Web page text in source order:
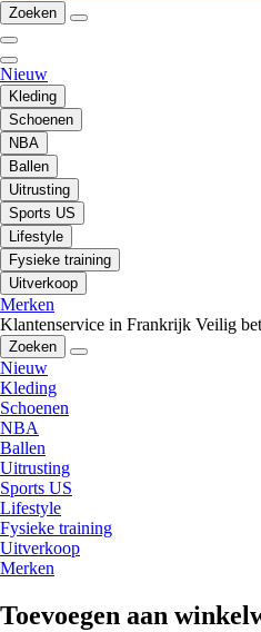
Zoeken
Nieuw
Kleding
Schoenen
NBA
Ballen
Uitrusting
Sports US
Lifestyle
Fysieke training
Uitverkoop
Merken
Klantenservice in Frankrijk Veilig
Zoeken
Nieuw
Kleding
Schoenen
NBA
Ballen
Uitrusting
Sports US
Lifestyle
Fysieke training
Uitverkoop
Merken
Toevoegen aan